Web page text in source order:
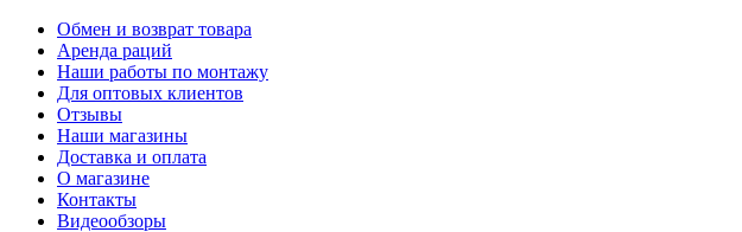
Обмен и возврат товара
Аренда раций
Наши работы по монтажу
Для оптовых клиентов
Отзывы
Наши магазины
Доставка и оплата
О магазине
Контакты
Видеообзоры